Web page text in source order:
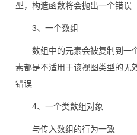
型，构造函数将会抛出一个错误
3、一个数组
数组中的元素会被复制到一
素都是不适用于该视图类型的无
错误
4、一个类数组对象
与传入数组的行为一致